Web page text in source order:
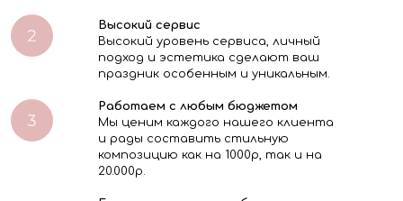
Высокий сервис
Высокий уровень сервиса, личный
подход и эстетика сделают ваш
праздник особенным и уникальным.
Работаем с любым бюджетом
Мы ценим каждого нашего клиента
и рады составить стильную
композицию как на 1000р, так и на
20.000р.